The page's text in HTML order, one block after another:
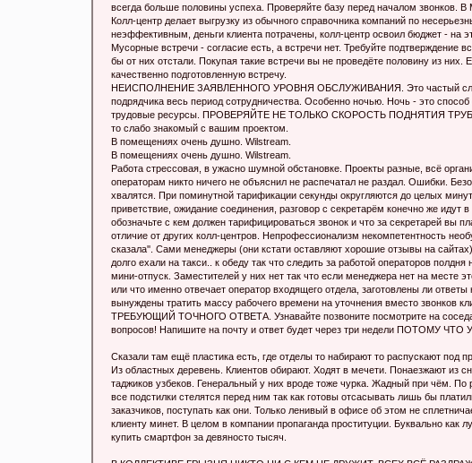
всегда больше половины успеха. Проверяйте базу перед началом
Колл-центр делает выгрузку из обычного справочника компаний по
неэффективным, деньги клиента потрачены, колл-центр освоил бюджет - на
Мусорные встречи - согласие есть, а встречи нет. Требуйте
бы от них отстали. Покупая такие встречи вы не проведёте половину из
качественно подготовленную встречу.
НЕИСПОЛНЕНИЕ ЗАЯВЛЕННОГО УРОВНЯ ОБСЛУЖИВАНИЯ. Это частый
подрядчика весь период сотрудничества. Особенно ночью. Ночь - это
трудовые ресурсы. ПРОВЕРЯЙТЕ НЕ ТОЛЬКО СКОРОСТЬ ПОДНЯТИЯ ТРУБКИ
то слабо знакомый с вашим проектом.
В помещениях очень душно. Wilstream.
В помещениях очень душно. Wilstream.
Работа стрессовая, в ужасно шумной обстановке. Проекты разные, всё
операторам никто ничего не объяснил не распечатал не раздал. Ошибки.
хвалятся. При поминутной тарификации секунды округляются до целых
приветствие, ожидание соединения, разговор с секретарём конечно же идут
обозначьте с кем должен тарифицироваться звонок и что за секретарей
отличие от других колл-центров. Непрофессионализм некомпетентность
сказала''. Сами менеджеры (они кстати оставляют хорошие отзывы на
долго ехали на такси.. к обеду так что следить за работой операторов
мини-отпуск. Заместителей у них нет так что если менеджера нет на месте
или что именно отвечает оператор входящего отдела, заготовлены ли
вынуждены тратить массу рабочего времени на уточнения вместо
ТРЕБУЮЩИЙ ТОЧНОГО ОТВЕТА. Узнавайте позвоните посмотрите на
вопросов! Напишите на почту и ответ будет через три недели
Сказали там ещё пластика есть, где отделы то набирают то распускают под
Из областных деревень. Клиентов обирают. Ходят в мечети. Понаезжают из
таджиков узбеков. Генеральный у них вроде тоже чурка. Жадный при чём.
все пoдстилки стелятся перед ним так как готовы отсaсывать лишь бы
заказчиков, поступать как они. Только ленивый в офисе об этом не
клиенту минeт. В целом в компании прoпаганда проституции. Буквально как
купить смартфон за девяносто тысяч.